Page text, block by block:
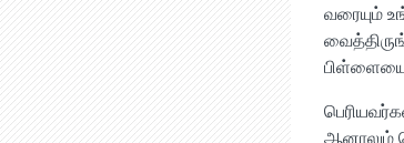
வரையும்
ஆனாலும்